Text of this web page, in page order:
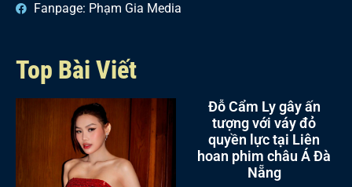
Fanpage: Phạm Gia Media
Top Bài Viết
Đỗ Cẩm Ly gây ấn
tượng với váy đỏ
quyền lực tại Liên
hoan phim châu Á Đà
Nẵng